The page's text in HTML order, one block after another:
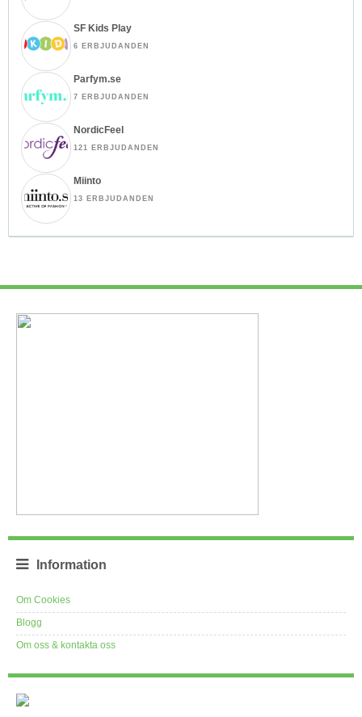
SF Kids Play
6 ERBJUDANDEN
Parfym.se
7 ERBJUDANDEN
NordicFeel
121 ERBJUDANDEN
Miinto
13 ERBJUDANDEN
Information
Om Cookies
Blogg
Om oss & kontakta oss